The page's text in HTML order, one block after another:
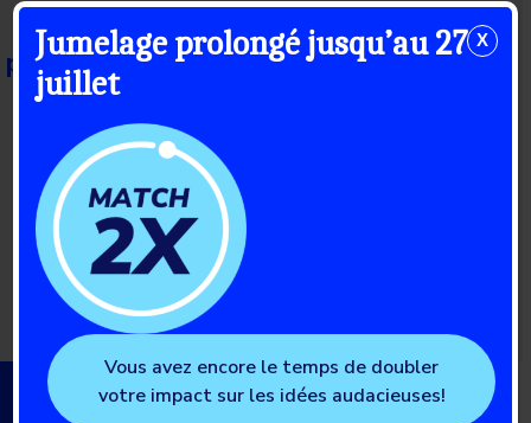
Atteignez les objectifs
philanthropiques de votre entreprise
en vous joignant à la lutte pour
trouver une guérison.
Contactez nous
Jumelage prolongé jusqu’au 27
juillet
Vous avez encore le temps de doubler
votre impact sur les idées audacieuses!
X